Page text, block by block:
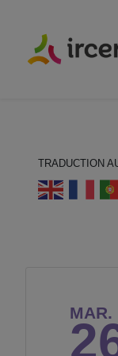
TRADUCTION
MAR.